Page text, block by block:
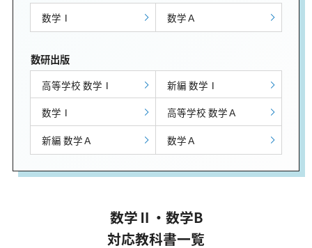
数学Ⅰ 数学Ａ
数研出版
高等学校 数学Ⅰ
新編 数学Ⅰ
数学Ⅰ
高等学校 数学Ａ
新編 数学Ａ
数学Ａ
数学Ⅱ・数学B
対応教科書一覧